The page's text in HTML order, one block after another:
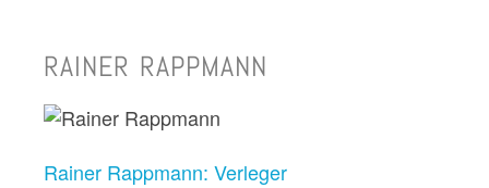
RAINER RAPPMANN
Rainer Rappmann: Verleger